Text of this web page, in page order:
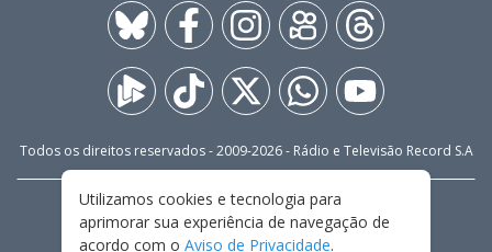
Todos os direitos reservados - 2009-2026- Rádio e Televisão Record S.A
FALE CONOSCO
PRIVACIDADE
TERMOS E CONDIÇÕES DE USO
Utilizamos cookies e tecnologia para
aprimorar sua experiência de navegação de
acordo com o Aviso de Privacidade.